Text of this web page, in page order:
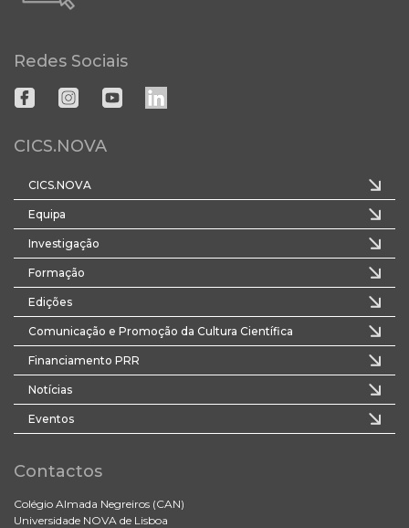
Redes Sociais
CICS.NOVA
CICS.NOVA
Equipa
Investigação
Formação
Edições
Comunicação e Promoção da Cultura Científica
Financiamento PRR
Notícias
Eventos
Contactos
Colégio Almada Negreiros (CAN)
Universidade NOVA de Lisboa